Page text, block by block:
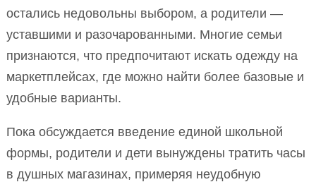
остались недовольны выбором, а родители —
уставшими и разочарованными. Многие семьи
признаются, что предпочитают искать одежду на
маркетплейсах, где можно найти более базовые и
удобные варианты.
Пока обсуждается введение единой школьной
формы, родители и дети вынуждены тратить часы
в душных магазинах, примеряя неудобную